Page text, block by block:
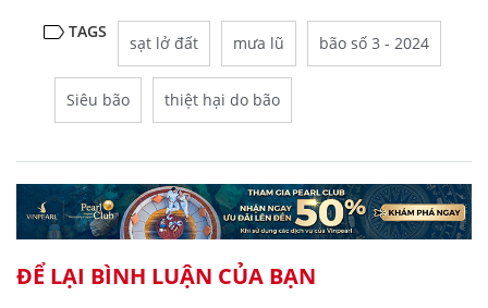
TAGS
sạt lở đất mưa lũ bão số 3 - 2024
Siêu bão thiệt hại do bão
ĐỂ LẠI BÌNH LUẬN CỦA BẠN